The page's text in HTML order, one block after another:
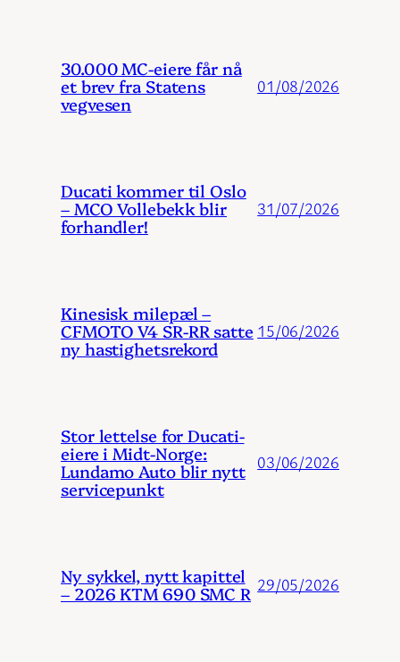
30.000 MC-eiere får nå
et brev fra Statens
vegvesen
01/08/2026
Ducati kommer til Oslo
– MCO Vollebekk blir
forhandler!
31/07/2026
Kinesisk milepæl –
CFMOTO V4 SR-RR satte
ny hastighetsrekord
15/06/2026
Stor lettelse for Ducati-
eiere i Midt-Norge:
Lundamo Auto blir nytt
servicepunkt
03/06/2026
Ny sykkel, nytt kapittel
– 2026 KTM 690 SMC R 29/05/2026